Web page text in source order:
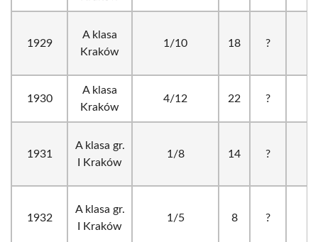
1929
A klasa
Kraków
1/10 18 ?
1930
A klasa
Kraków
4/12 22 ?
1931
A klasa gr.
I Kraków
1/8 14 ?
1932
A klasa gr.
I Kraków
1/5 8 ?